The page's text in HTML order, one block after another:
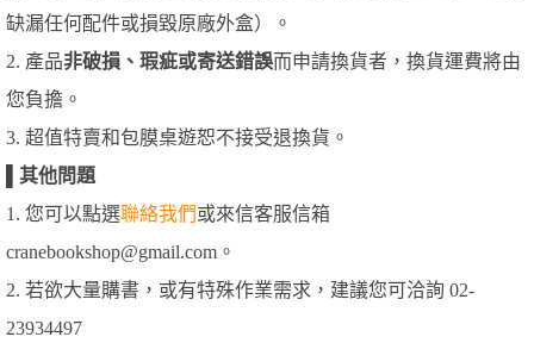
缺漏任何配件或損毀原廠外盒）。
2. 產品非破損、瑕疵或寄送錯誤而申請換貨者，換貨運費將由
您負擔。
3. 超值特賣和包膜桌遊恕不接受退換貨。
其他問題
1. 您可以點選聯絡我們或來信客服信箱
cranebookshop@gmail.com。
2. 若欲大量購書，或有特殊作業需求，建議您可洽詢 02-
23934497